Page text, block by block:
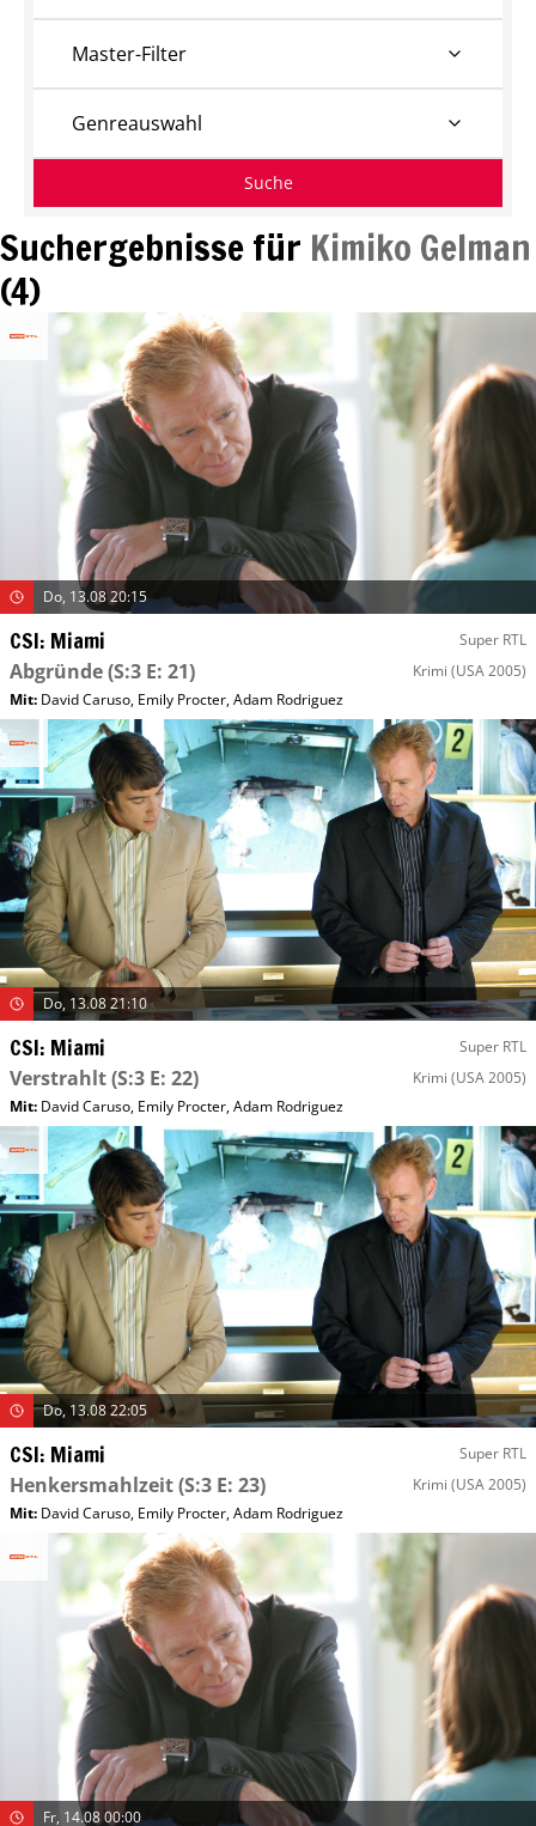
Suchergebnisse für Kimiko Gelman
(4)
Do, 13.08 20:15
CSI: Miami Super RTL
Abgründe(S:3 E: 21) Krimi (USA 2005)
Mit: David Caruso, Emily Procter,Adam Rodriguez
Do, 13.08 21:10
CSI: Miami Super RTL
Verstrahlt(S:3 E: 22) Krimi (USA 2005)
Mit: David Caruso, Emily Procter,Adam Rodriguez
Do, 13.08 22:05
CSI: Miami Super RTL
Henkersmahlzeit(S:3 E: 23) Krimi (USA 2005)
Mit: David Caruso, Emily Procter,Adam Rodriguez
Fr, 14.08 00:00
Master-Filter
Genreauswahl
Suche